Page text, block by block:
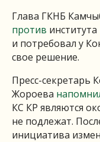
Глава ГКНБ
против
и потребовал у
свое решение.
Пресс-секретарь
Жороева
КС КР являются
не подлежат.
инициатива